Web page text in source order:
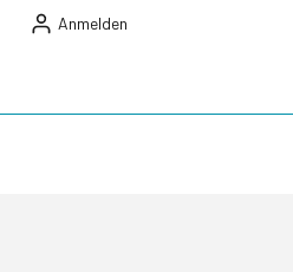
Anmelden